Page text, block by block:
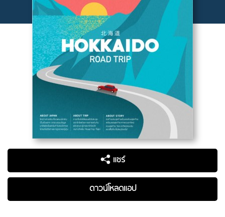
แชร์
ดาวน์โหลดแอป